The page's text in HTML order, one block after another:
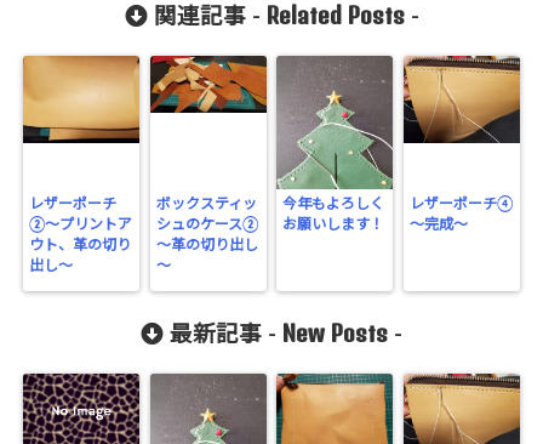
関連記事 - Related Posts-
レザーポーチ
②〜プリントア
ウト、革の切り
出し〜
ボックスティッ
シュのケース②
～革の切り出し
～
今年もよろしく
お願いします！
レザーポーチ④
～完成～
最新記事 - New Posts -